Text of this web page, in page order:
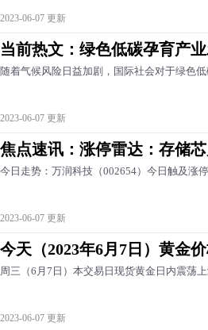
2023-06-07 更新
当前热文：绿色低碳孕育产
随着气候风险日益加剧，国际社会对于绿色
2023-06-07 更新
焦点速讯：涨停雷达：存储
今日走势：万润科技（002654）今日触及涨
2023-06-07 更新
今天（2023年6月7日）黄金
周三（6月7日）本交易日现货黄金日内震荡
2023-06-07 更新